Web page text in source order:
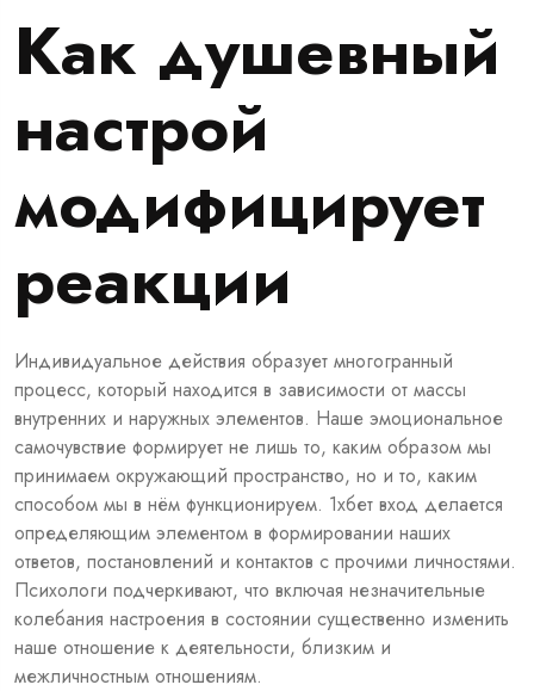
Как душевный
настрой
модифицирует
реакции
Индивидуальное действия образует многогранный
процесс, который находится в зависимости от массы
внутренних и наружных элементов. Наше эмоциональное
самочувствие формирует не лишь то, каким образом мы
принимаем окружающий пространство, но и то, каким
способом мы в нём функционируем. 1хбет вход делается
определяющим элементом в формировании наших
ответов, постановлений и контактов с прочими личностями.
Психологи подчеркивают, что включая незначительные
колебания настроения в состоянии существенно изменить
наше отношение к деятельности, близким и
межличностным отношениям.